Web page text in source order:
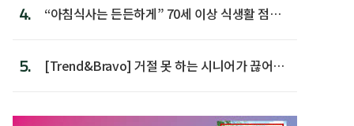
4.
“아침식사는 든든하게” 70세 이상 식생활 점수
5.
[Trend&Bravo] 거절 못 하는 시니어가 끊어야